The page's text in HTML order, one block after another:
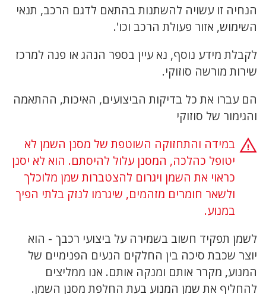
הנחיה זו עשויה להשתנות בהתאם לדגם הרכב, תנאי
השימוש, אזור פעולת הרכב וכו'.
לקבלת מידע נוסף, נא עיין בספר הנהג או פנה למרכז
שירות מורשה סוזוקי.
הם עברו את כל בדיקות הביצועים, האיכות, ההתאמה
והגימור של סוזוקי
במידה והתחזוקה השוטפת של מסנן השמן לא
יטופל כהלכה, המסנן עלול להיסתם. הוא לא יסנן
כראוי את השמן ויגרום להצטברות שמן מלוכלך
ולשאר חומרים מזהמים, שיגרמו לנזק בלתי הפיך
במנוע.
לשמן תפקיד חשוב בשמירה על ביצועי רכבך - הוא
יוצר שכבת סיכה בין החלקים הנעים הפנימיים של
המנוע, מקרר אותם ומנקה אותם. אנו ממליצים
להחליף את שמן המנוע בעת החלפת מסנן השמן.